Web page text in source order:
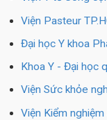
Viện Pasteur
Đại học Y khoa
Khoa Y - Đại học
Viện Sức khỏe
Viện Kiểm